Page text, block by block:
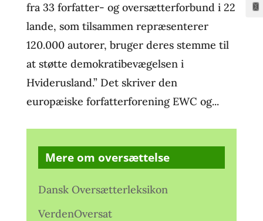
fra 33 forfatter- og oversætterforbund i 22
lande, som tilsammen repræsenterer
120.000 autorer, bruger deres stemme til
at støtte demokratibevægelsen i
Hviderusland.” Det skriver den
europæiske forfatterforening EWC og...
Mere om oversættelse
Dansk Oversætterleksikon
VerdenOversat